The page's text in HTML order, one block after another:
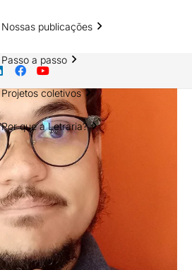
Nossas publicações
Passo a passo
Projetos coletivos
Por que a Letraria?